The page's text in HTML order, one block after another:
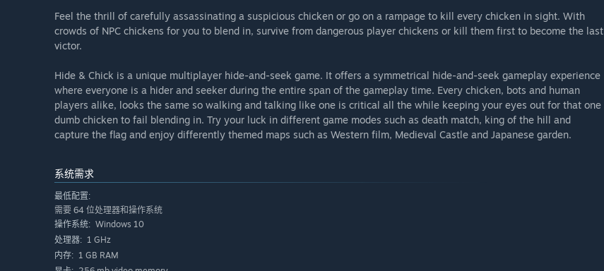
Feel the thrill of carefully assassinating a suspicious chicken or go on a rampage to kill every chicken in sight. With
crowds of NPC chickens for you to blend in, survive from dangerous player chickens or kill them first to become the last
victor.
Hide & Chick is a unique multiplayer hide-and-seek game. It offers a symmetrical hide-and-seek gameplay experience
where everyone is a hider and seeker during the entire span of the gameplay time. Every chicken, bots and human
players alike, looks the same so walking and talking like one is critical all the while keeping your eyes out for that one
dumb chicken to fail blending in. Try your luck in different game modes such as death match, king of the hill and
capture the flag and enjoy differently themed maps such as Western film, Medieval Castle and Japanese garden.
系统需求
最低配置:
需要 64 位处理器和操作系统
操作系统: Windows 10
处理器: 1 GHz
内存: 1 GB RAM